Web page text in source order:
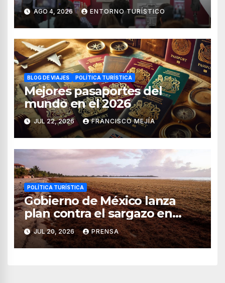
México 2027
AGO 4, 2026 ENTORNO TURÍSTICO
BLOG DE VIAJES POLÍTICA TURÍSTICA
Mejores pasaportes del
mundo en el 2026
JUL 22, 2026 FRANCISCO MEJÍA
POLÍTICA TURÍSTICA
Gobierno de México lanza
plan contra el sargazo en
playas de Quintana Roo
JUL 20, 2026 PRENSA